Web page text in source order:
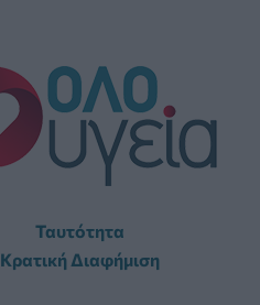
Ταυτότητα
Κρατική Διαφήμιση